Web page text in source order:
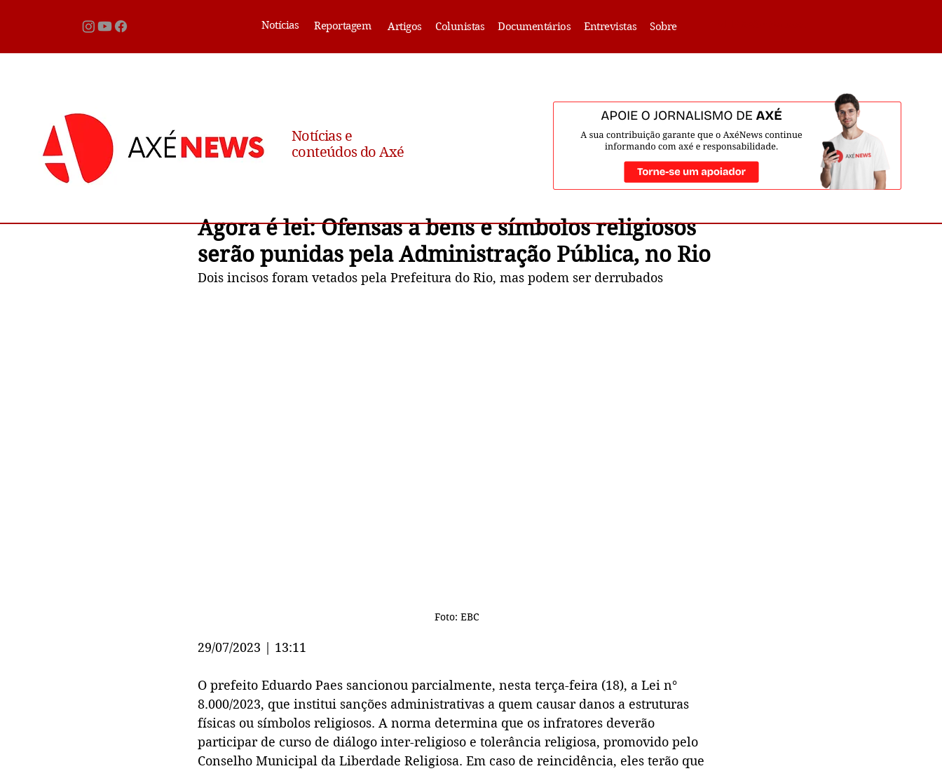
Notícias Reportagem Artigos Colunistas Documentários Entrevistas Sobre
Notícias e
conteúdos do Axé
Agora é lei: Ofensas a bens e símbolos religiosos
serão punidas pela Administração Pública, no Rio
Dois incisos foram vetados pela Prefeitura do Rio, mas podem ser derrubados
Foto: EBC
29/07/2023 | 13:11
O prefeito Eduardo Paes sancionou parcialmente, nesta terça-feira (18), a Lei n°
8.000/2023, que institui sanções administrativas a quem causar danos a estruturas
físicas ou símbolos religiosos. A norma determina que os infratores deverão
participar de curso de diálogo inter-religioso e tolerância religiosa, promovido pelo
Conselho Municipal da Liberdade Religiosa. Em caso de reincidência, eles terão que